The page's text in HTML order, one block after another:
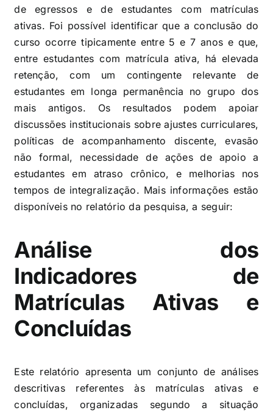
de egressos e de estudantes com matrículas
ativas. Foi possível identificar que a conclusão do
curso ocorre tipicamente entre 5 e 7 anos e que,
entre estudantes com matrícula ativa, há elevada
retenção, com um contingente relevante de
estudantes em longa permanência no grupo dos
mais antigos. Os resultados podem apoiar
discussões institucionais sobre ajustes curriculares,
políticas de acompanhamento discente, evasão
não formal, necessidade de ações de apoio a
estudantes em atraso crônico, e melhorias nos
tempos de integralização. Mais informações estão
disponíveis no relatório da pesquisa, a seguir:
Análise dos
Indicadores de
Matrículas Ativas e
Concluídas
Este relatório apresenta um conjunto de análises
descritivas referentes às matrículas ativas e
concluídas, organizadas segundo a situação